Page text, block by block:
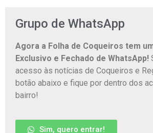
Grupo de WhatsApp
Agora a Folha de Coqueiros tem
Exclusivo e Fechado de WhatsApp!
acesso às notícias de Coqueiros e
botão abaixo e fique por dentro dos
bairro!
Sim, quero entrar!